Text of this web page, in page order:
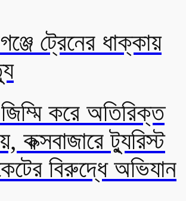
ট্রেনের ধাক্কায়
করে অতিরিক্ত
কক্সবাজারে ট্যুরিস্ট
বিরুদ্ধে অভিযান